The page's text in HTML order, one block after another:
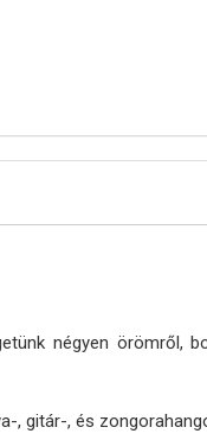
négyen örömről,
, gitár-, és